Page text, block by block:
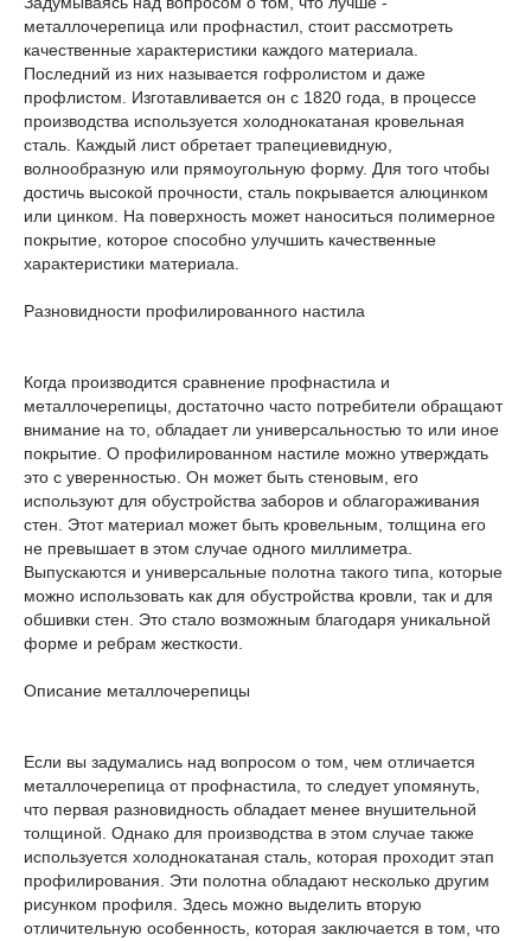
металлочерепица или профнастил, стоит рассмотреть
качественные характеристики каждого материала.
Последний из них называется гофролистом и даже
профлистом. Изготавливается он с 1820 года, в процессе
производства используется холоднокатаная кровельная
сталь. Каждый лист обретает трапециевидную,
волнообразную или прямоугольную форму. Для того чтобы
достичь высокой прочности, сталь покрывается алюцинком
или цинком. На поверхность может наноситься полимерное
покрытие, которое способно улучшить качественные
характеристики материала.
Разновидности профилированного настила
Когда производится сравнение профнастила и
металлочерепицы, достаточно часто потребители обращают
внимание на то, обладает ли универсальностью то или иное
покрытие. О профилированном настиле можно утверждать
это с уверенностью. Он может быть стеновым, его
используют для обустройства заборов и облагораживания
стен. Этот материал может быть кровельным, толщина его
не превышает в этом случае одного миллиметра.
Выпускаются и универсальные полотна такого типа, которые
можно использовать как для обустройства кровли, так и для
обшивки стен. Это стало возможным благодаря уникальной
форме и ребрам жесткости.
Описание металлочерепицы
Если вы задумались над вопросом о том, чем отличается
металлочерепица от профнастила, то следует упомянуть,
что первая разновидность обладает менее внушительной
толщиной. Однако для производства в этом случае также
используется холоднокатаная сталь, которая проходит этап
профилирования. Эти полотна обладают несколько другим
рисунком профиля. Здесь можно выделить вторую
отличительную особенность, которая заключается в том, что